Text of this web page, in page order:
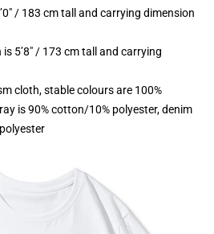
/ 183 cm tall and carrying dimension
5’8″ / 173 cm tall and carrying
cloth, stable colours are 100%
is 90% cotton/10% polyester, denim